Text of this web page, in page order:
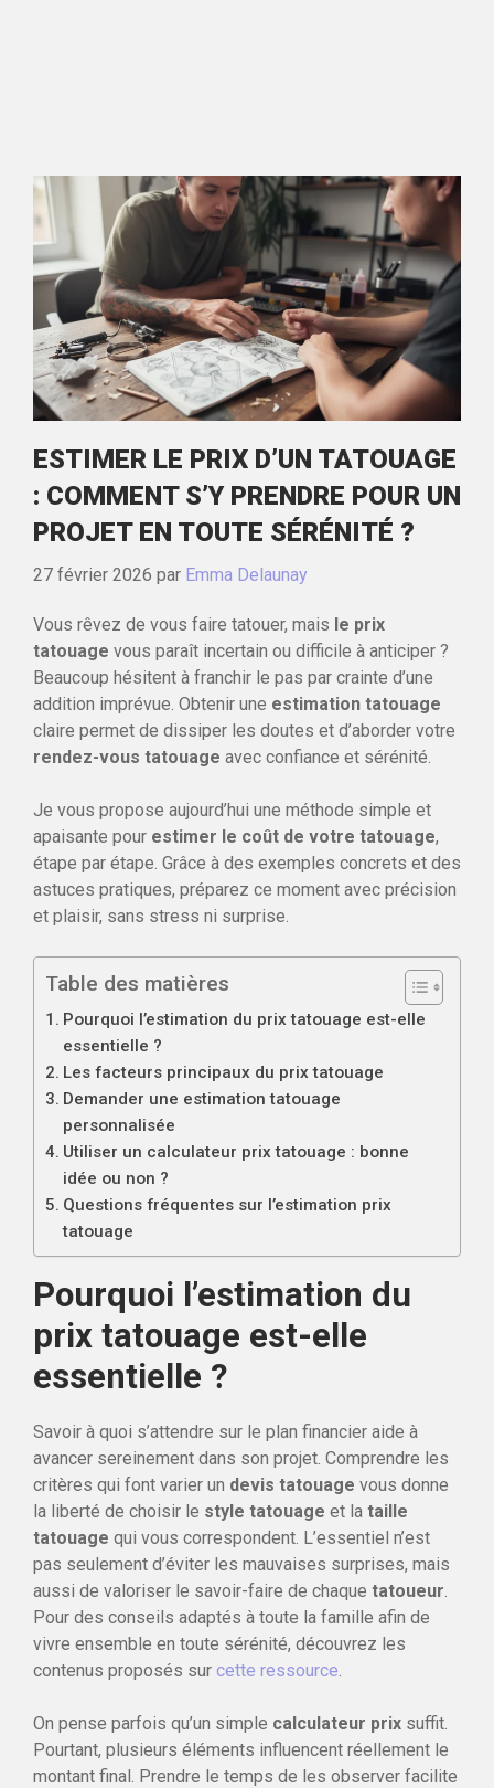
ESTIMER LE PRIX D’UN TATOUAGE
: COMMENT S’Y PRENDRE POUR UN
PROJET EN TOUTE SÉRÉNITÉ ?
27 février 2026 par Emma Delaunay
Vous rêvez de vous faire tatouer, mais le prix
tatouage vous paraît incertain ou difficile à anticiper ?
Beaucoup hésitent à franchir le pas par crainte d’une
addition imprévue. Obtenir une estimation tatouage
claire permet de dissiper les doutes et d’aborder votre
rendez-vous tatouage avec confiance et sérénité.
Je vous propose aujourd’hui une méthode simple et
apaisante pour estimer le coût de votre tatouage,
étape par étape. Grâce à des exemples concrets et des
astuces pratiques, préparez ce moment avec précision
et plaisir, sans stress ni surprise.
Table des matières
Pourquoi l’estimation du prix tatouage est-elle
essentielle ?
Les facteurs principaux du prix tatouage
Demander une estimation tatouage
personnalisée
Utiliser un calculateur prix tatouage : bonne
idée ou non ?
Questions fréquentes sur l’estimation prix
tatouage
Pourquoi l’estimation du
prix tatouage est-elle
essentielle ?
Savoir à quoi s’attendre sur le plan financier aide à
avancer sereinement dans son projet. Comprendre les
critères qui font varier un devis tatouage vous donne
la liberté de choisir le style tatouage et la taille
tatouage qui vous correspondent. L’essentiel n’est
pas seulement d’éviter les mauvaises surprises, mais
aussi de valoriser le savoir-faire de chaque tatoueur.
Pour des conseils adaptés à toute la famille afin de
vivre ensemble en toute sérénité, découvrez les
contenus proposés sur cette ressource.
On pense parfois qu’un simple calculateur prix suffit.
Pourtant, plusieurs éléments influencent réellement le
montant final. Prendre le temps de les observer facilite